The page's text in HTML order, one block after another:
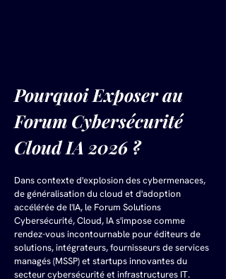
Pourquoi Exposer au
Forum Cybersécurité
Cloud IA 2026 ?
Dans contexte d'explosion des cybermenaces,
de généralisation du cloud et d'adoption
accélérée de l'IA, le Forum Solutions
Cybersécurité, Cloud, IA s'impose comme
rendez-vous incontournable pour éditeurs de
solutions, intégrateurs, fournisseurs de services
managés (MSSP) et startups innovantes du
secteur cybersécurité et infrastructures IT.